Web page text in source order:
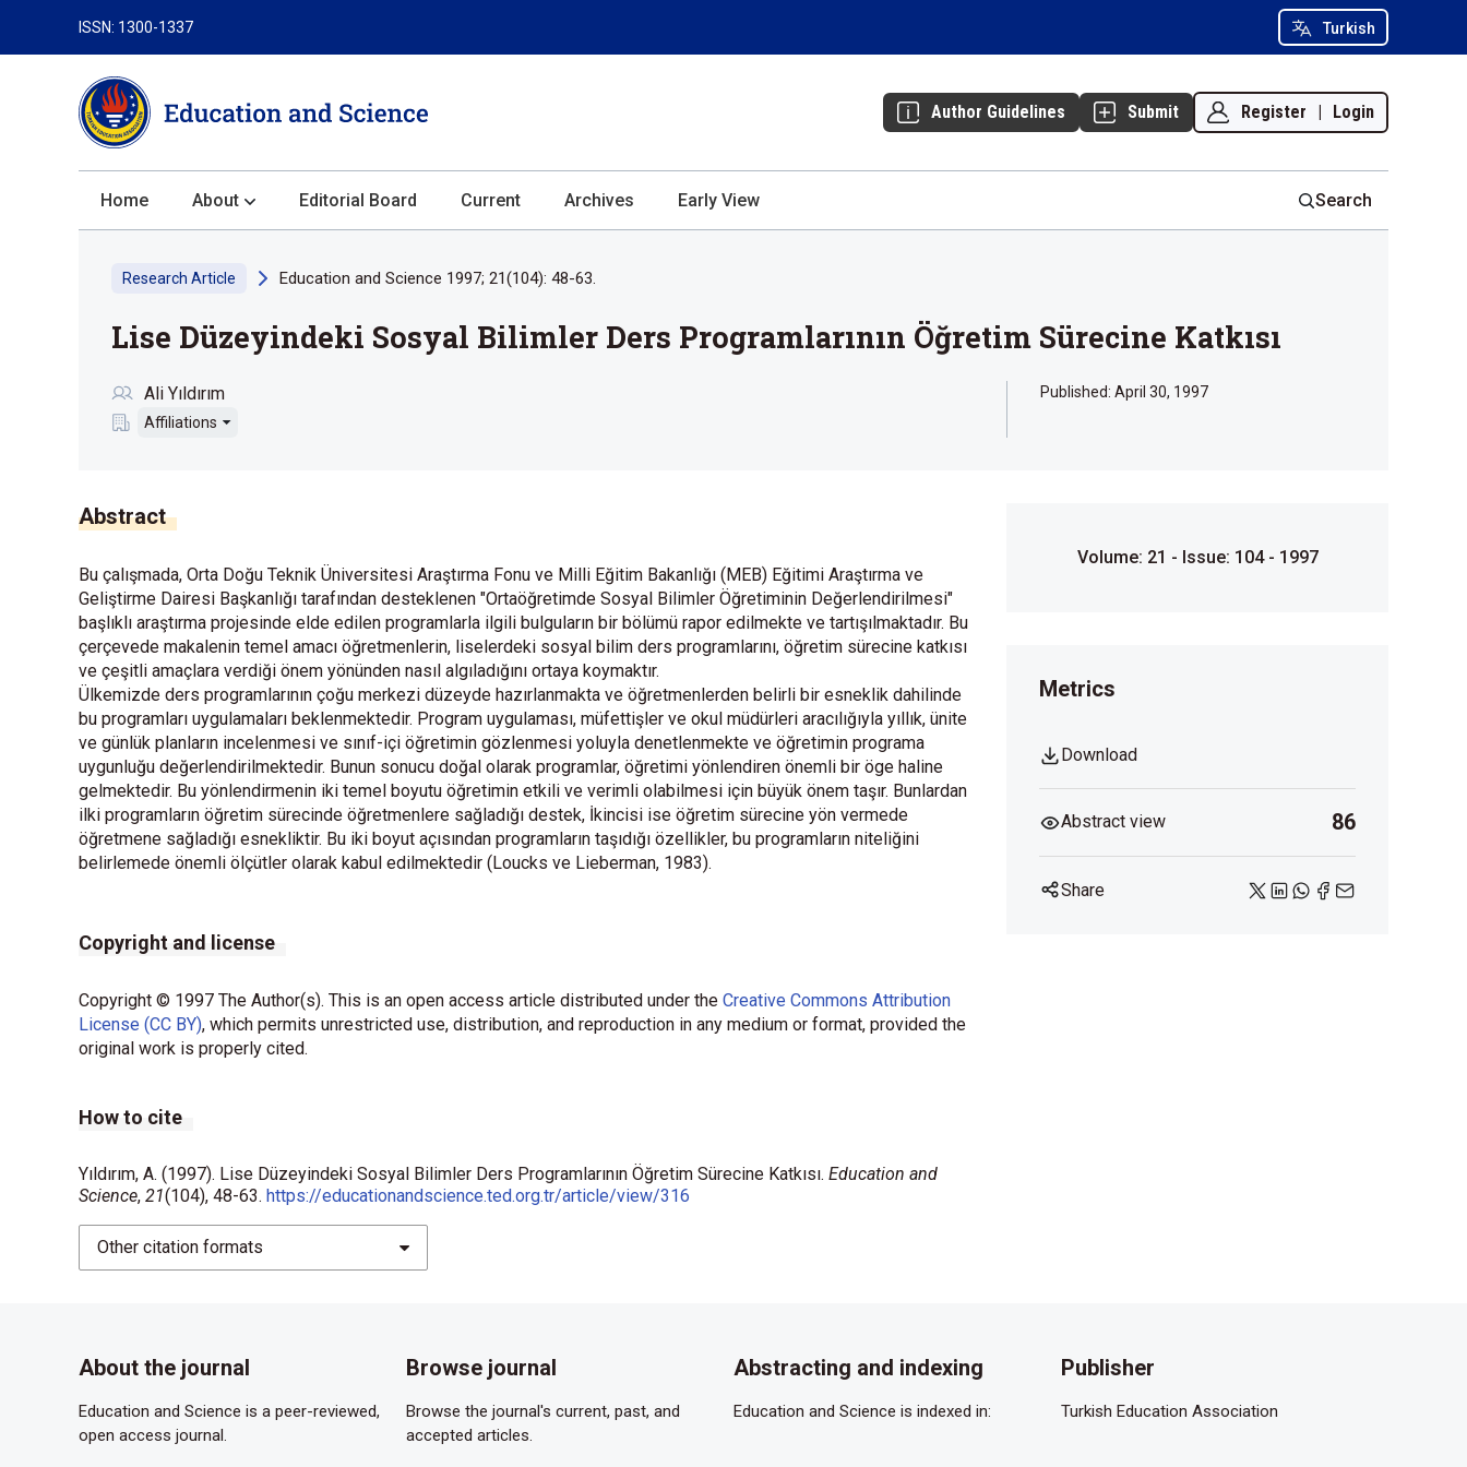
Turkish
ISSN: 1300-1337
Author Guidelines Submit Register | Login
Home About
Review Process
Editorial Board Current Archives Early View Search
Research Article Education and Science 1997; 21(104): 48-63.
Lise Düzeyindeki Sosyal Bilimler Ders Programlarının Öğretim Sürecine Katkısı
Ali Yıldırım
Affiliations
Published: April 30, 1997
Abstract
Bu çalışmada, Orta Doğu Teknik Üniversitesi Araştırma Fonu ve Milli Eğitim Bakanlığı (MEB) Eğitimi Araştırma ve
Geliştirme Dairesi Başkanlığı tarafından desteklenen "Ortaöğretimde Sosyal Bilimler Öğretiminin Değerlendirilmesi"
başlıklı araştırma projesinde elde edilen programlarla ilgili bulguların bir bölümü rapor edilmekte ve tartışılmaktadır. Bu
çerçevede makalenin temel amacı öğretmenlerin, liselerdeki sosyal bilim ders programlarını, öğretim sürecine katkısı
ve çeşitli amaçlara verdiği önem yönünden nasıl algıladığını ortaya koymaktır.
Ülkemizde ders programlarının çoğu merkezi düzeyde hazırlanmakta ve öğretmenlerden belirli bir esneklik dahilinde
bu programları uygulamaları beklenmektedir. Program uygulaması, müfettişler ve okul müdürleri aracılığıyla yıllık, ünite
ve günlük planların incelenmesi ve sınıf-içi öğretimin gözlenmesi yoluyla denetlenmekte ve öğretimin programa
uygunluğu değerlendirilmektedir. Bunun sonucu doğal olarak programlar, öğretimi yönlendiren önemli bir öge haline
gelmektedir. Bu yönlendirmenin iki temel boyutu öğretimin etkili ve verimli olabilmesi için büyük önem taşır. Bunlardan
ilki programların öğretim sürecinde öğretmenlere sağladığı destek, İkincisi ise öğretim sürecine yön vermede
öğretmene sağladığı esnekliktir. Bu iki boyut açısından programların taşıdığı özellikler, bu programların niteliğini
belirlemede önemli ölçütler olarak kabul edilmektedir (Loucks ve Lieberman, 1983).
Copyright and license
Copyright © 1997 The Author(s). This is an open access article distributed under the Creative Commons Attribution
License (CC BY), which permits unrestricted use, distribution, and reproduction in any medium or format, provided the
original work is properly cited.
How to cite
Yıldırım, A. (1997). Lise Düzeyindeki Sosyal Bilimler Ders Programlarının Öğretim Sürecine Katkısı. Education and
Science, 21(104), 48-63. https://educationandscience.ted.org.tr/article/view/316
Other citation formats
Volume: 21 - Issue: 104 - 1997
Metrics
Download
Abstract view 86
Share
About the journal
Education and Science is a peer-reviewed,
open access journal.
Browse journal
Browse the journal's current, past, and
accepted articles.
Abstracting and indexing
Education and Science is indexed in:
Publisher
Turkish Education Association